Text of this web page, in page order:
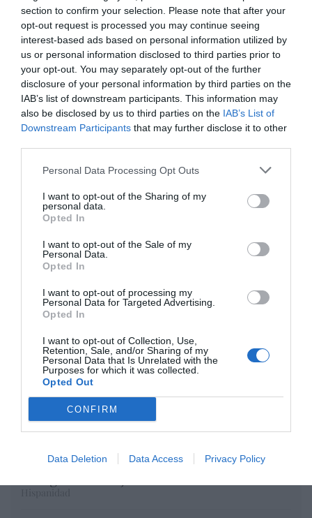
section to confirm your selection. Please note that after your
opt-out request is processed you may continue seeing
interest-based ads based on personal information utilized by
us or personal information disclosed to third parties prior to
your opt-out. You may separately opt-out of the further
disclosure of your personal information by third parties on the
IAB’s list of downstream participants. This information may
also be disclosed by us to third parties on the IAB’s List of
Downstream Participants that may further disclose it to other
Personal Data Processing Opt Outs
I want to opt-out of the Sharing of my
personal data.
Opted In
I want to opt-out of the Sale of my
Personal Data.
Opted In
I want to opt-out of processing my
Personal Data for Targeted Advertising.
Opted In
I want to opt-out of Collection, Use,
Retention, Sale, and/or Sharing of my
Personal Data that Is Unrelated with the
Purposes for which it was collected.
Opted Out
CONFIRM
Data Deletion Data Access Privacy Policy
El IBEX 35 cerró la sesión del miércoles en
los 20.057 puntos, un nuevo récord
Eulogio López
Ceuta. Nuestra Señora de África:
convertir al musulmán
Eulogio López
emigración es mala
Eulogio López
Argumentos